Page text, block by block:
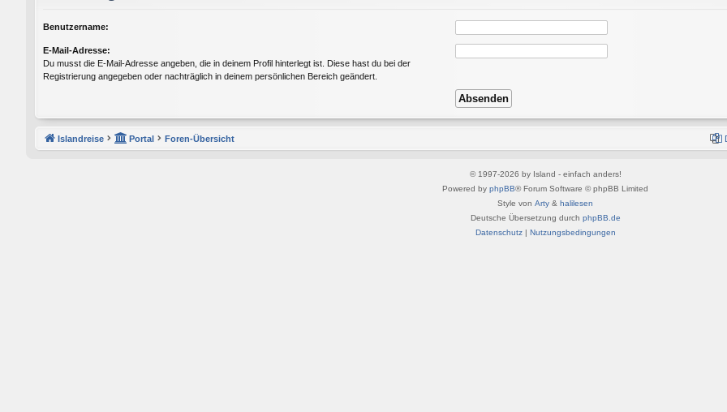
Benutzername:
E-Mail-Adresse:
Du musst die E-Mail-Adresse angeben, die in deinem Profil hinterlegt ist. Diese hast du bei der
Registrierung angegeben oder nachträglich in deinem persönlichen Bereich geändert.
Islandreise Portal Foren-Übersicht
© 1997-2026 by Island - einfach anders!
Powered by phpBB® Forum Software © phpBB Limited
Style von Arty & halilesen
Deutsche Übersetzung durch phpBB.de
Datenschutz| Nutzungsbedingungen